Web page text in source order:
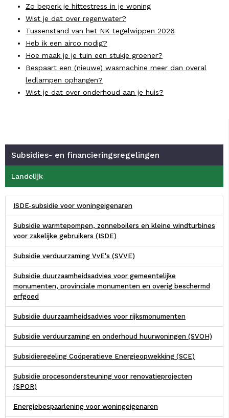
Zo beperk je hittestress in je woning
Wist je dat over regenwater?
Tussenstand van het NK tegelwippen 2026
Heb ik een airco nodig?
Hoe maak je je tuin een stukje groener?
Bespaart een (nieuwe) wasmachine meer dan overal
ledlampen ophangen?
Wist je dat over onderhoud aan je huis?
Subsidies- en financieringsregelingen
Landelijk
ISDE-subsidie voor woningeigenaren
Subsidie warmtepompen, zonneboilers en kleine windturbines
voor zakelijke gebruikers (ISDE)
Subsidie verduurzaming VvE's (SVVE)
Subsidie duurzaamheidsadvies voor gemeentelijke
monumenten, provinciale monumenten en overig beschermd
erfgoed
Subsidie duurzaamheidsadvies voor rijksmonumenten
Subsidie verduurzaming en onderhoud huurwoningen (SVOH)
Subsidieregeling Coöperatieve Energieopwekking (SCE)
Subsidie procesondersteuning voor renovatieprojecten
(SPOR)
Energiebespaarlening voor woningeigenaren